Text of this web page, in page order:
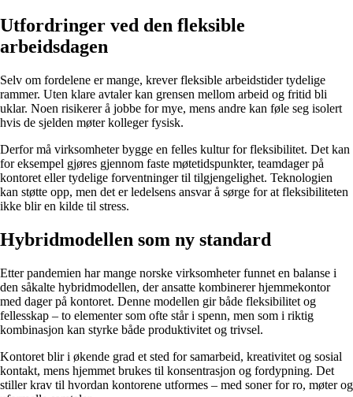
Utfordringer ved den fleksible
arbeidsdagen
Selv om fordelene er mange, krever fleksible arbeidstider tydelige
rammer. Uten klare avtaler kan grensen mellom arbeid og fritid bli
uklar. Noen risikerer å jobbe for mye, mens andre kan føle seg isolert
hvis de sjelden møter kolleger fysisk.
Derfor må virksomheter bygge en felles kultur for fleksibilitet. Det kan
for eksempel gjøres gjennom faste møtetidspunkter, teamdager på
kontoret eller tydelige forventninger til tilgjengelighet. Teknologien
kan støtte opp, men det er ledelsens ansvar å sørge for at fleksibiliteten
ikke blir en kilde til stress.
Hybridmodellen som ny standard
Etter pandemien har mange norske virksomheter funnet en balanse i
den såkalte hybridmodellen, der ansatte kombinerer hjemmekontor
med dager på kontoret. Denne modellen gir både fleksibilitet og
fellesskap – to elementer som ofte står i spenn, men som i riktig
kombinasjon kan styrke både produktivitet og trivsel.
Kontoret blir i økende grad et sted for samarbeid, kreativitet og sosial
kontakt, mens hjemmet brukes til konsentrasjon og fordypning. Det
stiller krav til hvordan kontorene utformes – med soner for ro, møter og